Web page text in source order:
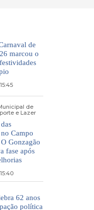
de
marcou o
de
e Lazer
Campo
Gonzagão
fase após
62 anos
política